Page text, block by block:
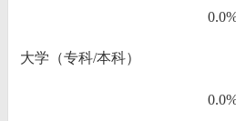
大学（专科/本科）